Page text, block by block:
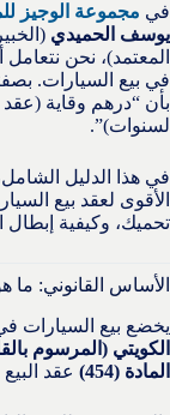
في مجموعة الوجيز
يوسف الحميدي
المعتمد)، نحن
في بيع السيارات.
بأن “درهم وقاية
لسنوات)”.
في هذا الدليل
الأقوى لعقد بيع
تحميك، وكيفية
الأساس القانوني: ما هو
يخضع بيع السيارات
الكويتي (المرسوم بالقانون
المادة (454)
عقد البيع